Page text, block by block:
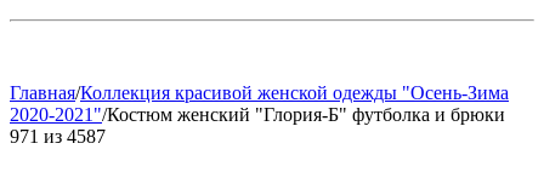
Главная/Коллекция красивой женской одежды "Осень-Зима
2020-2021"/Костюм женский "Глория-Б" футболка и брюки
971 из 4587